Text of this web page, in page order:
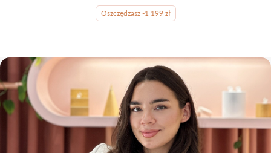
Oszczędzasz -1 199 zł